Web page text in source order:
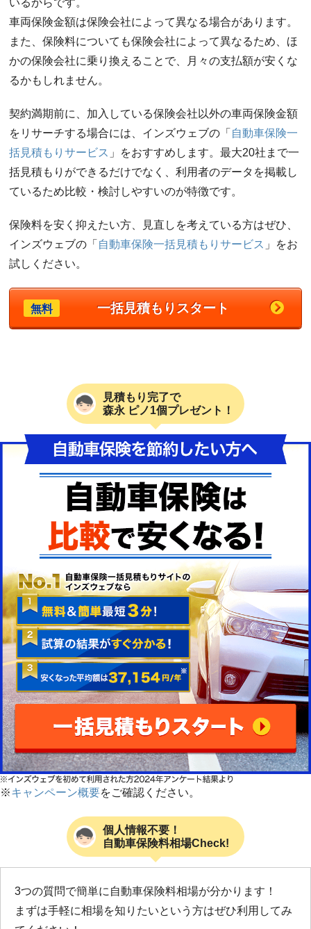
いるからです。
車両保険金額は保険会社によって異なる場合があります。
また、保険料についても保険会社によって異なるため、ほ
かの保険会社に乗り換えることで、月々の支払額が安くな
るかもしれません。
契約満期前に、加入している保険会社以外の車両保険金額
をリサーチする場合には、インズウェブの「 自動車保険一
括見積もりサービス 」をおすすめします。最大20社まで一
括見積もりができるだけでなく、利用者のデータを掲載し
ているため比較・検討しやすいのが特徴です。
保険料を安く抑えたい方、見直しを考えている方はぜひ、
インズウェブの「 自動車保険一括見積もりサービス 」をお
試しください。
無料 一括見積もりスタート
見積もり完了で
森永 ピノ1個プレゼント！
※キャンペーン概要をご確認ください。
個人情報不要！
自動車保険料相場Check!
3つの質問で簡単に自動車保険料相場が分かります！
まずは手軽に相場を知りたいという方はぜひ利用してみ